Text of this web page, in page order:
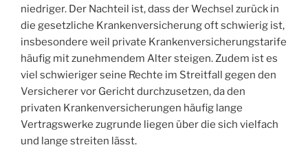
niedriger. Der Nachteil ist, dass der Wechsel zurück in
die gesetzliche Krankenversicherung oft schwierig ist,
insbesondere weil private Krankenversicherungstarife
häufig mit zunehmendem Alter steigen. Zudem ist es
viel schwieriger seine Rechte im Streitfall gegen den
Versicherer vor Gericht durchzusetzen, da den
privaten Krankenversicherungen häufig lange
Vertragswerke zugrunde liegen über die sich vielfach
und lange streiten lässt.